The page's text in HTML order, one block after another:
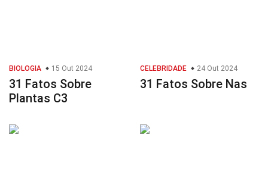
BIOLOGIA 15 Out 2024
31 Fatos Sobre
Plantas C3
CELEBRIDADE 24 Out 2024
31 Fatos Sobre Nas